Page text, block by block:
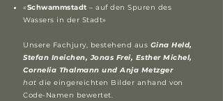
«Schwammstadt – auf den Spuren des
Wassers in der Stadt»
Unsere Fachjury, bestehend aus Gina Held,
Stefan Ineichen, Jonas Frei, Esther Michel,
Cornelia Thalmann und Anja Metzger
hat die eingereichten Bilder anhand von
Code-Namen bewertet.